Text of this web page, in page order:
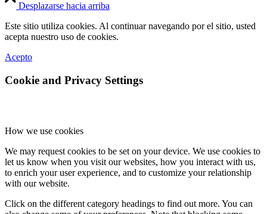
Desplazarse hacia arriba
Este sitio utiliza cookies. Al continuar navegando por el sitio, usted
acepta nuestro uso de cookies.
Acepto
Cookie and Privacy Settings
How we use cookies
We may request cookies to be set on your device. We use cookies to
let us know when you visit our websites, how you interact with us,
to enrich your user experience, and to customize your relationship
with our website.
Click on the different category headings to find out more. You can